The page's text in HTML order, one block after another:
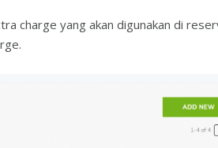
charge yang akan digunakan di